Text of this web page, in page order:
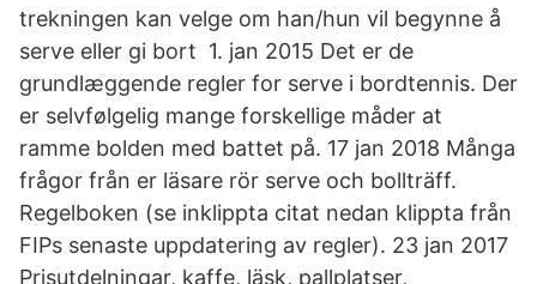
trekningen kan velge om han/hun vil begynne å
serve eller gi bort 1. jan 2015 Det er de
grundlæggende regler for serve i bordtennis. Der
er selvfølgelig mange forskellige måder at
ramme bolden med battet på. 17 jan 2018 Många
frågor från er läsare rör serve och bollträff.
Regelboken (se inklippta citat nedan klippta från
FIPs senaste uppdatering av regler). 23 jan 2017
Prisutdelningar, kaffe, läsk, pallplatser,